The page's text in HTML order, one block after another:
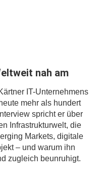
nah am
IT-Unternehmens
mehr als hundert
spricht er über
Infrastrukturwelt, die
Markets, digitale
– und warum ihn
zugleich beunruhigt.